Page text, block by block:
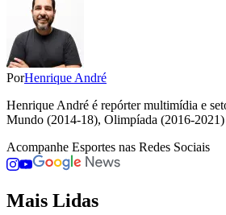
PorHenrique André
Henrique André é repórter multimídia e
Mundo (2014-18), Olimpíada (2016-
Acompanhe Esportes nas Redes Sociais
Mais Lidas